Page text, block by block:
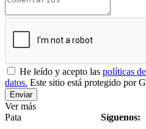
He leído y acepto las políticas
datos. Este sitio está protegido por
Ver más
Pata
Síguenos: